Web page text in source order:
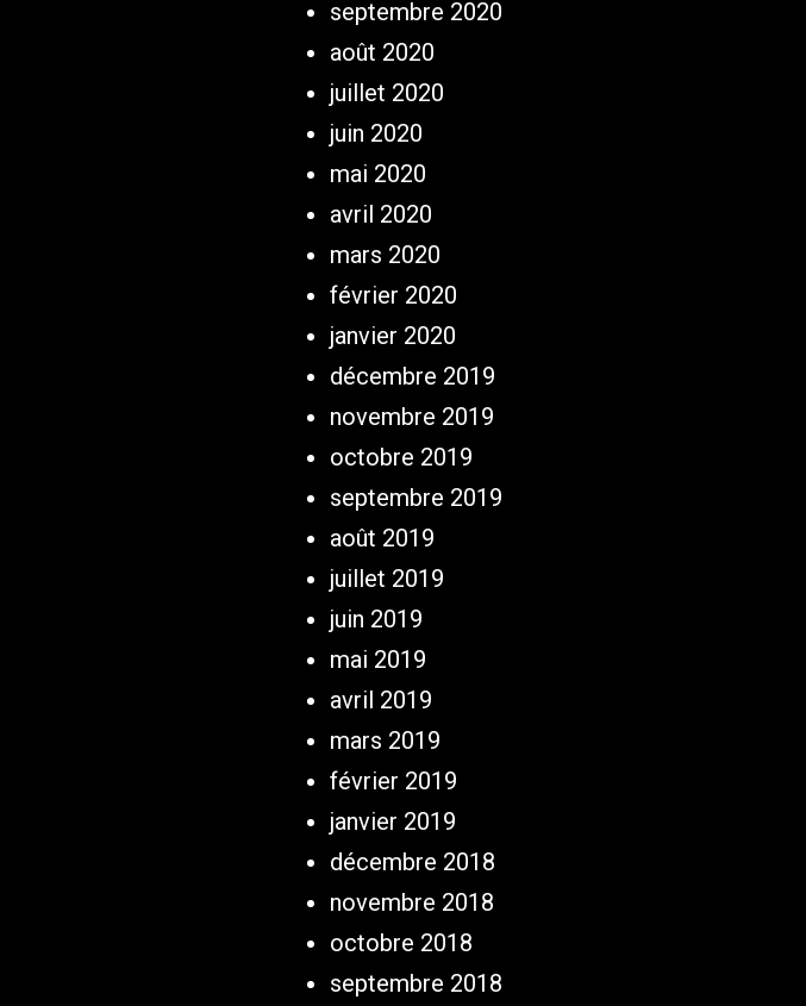
septembre 2020
août 2020
juillet 2020
juin 2020
mai 2020
avril 2020
mars 2020
février 2020
janvier 2020
décembre 2019
novembre 2019
octobre 2019
septembre 2019
août 2019
juillet 2019
juin 2019
mai 2019
avril 2019
mars 2019
février 2019
janvier 2019
décembre 2018
novembre 2018
octobre 2018
septembre 2018